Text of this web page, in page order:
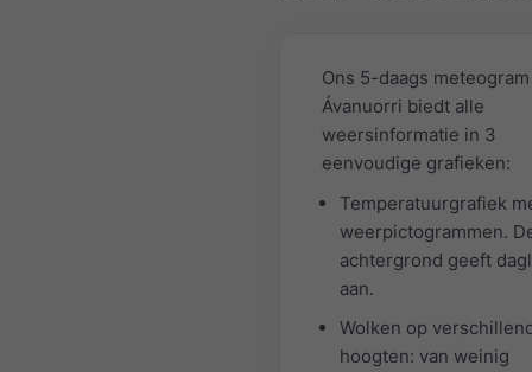
Ons 5-daags
Ávanuorri biedt alle
weersinformatie in 3
eenvoudige grafieken:
Temperatuurgrafiek
weerpictogrammen.
achtergrond geeft
aan.
Wolken op
hoogten: van weinig